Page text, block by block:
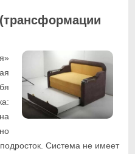
Система не имеет